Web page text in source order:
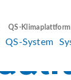
QS-Klimaplattform
QS-System